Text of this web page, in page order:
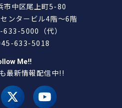
市中区尾上町5-80
ンタービル4階～6階
5000（代）
633-5018
Me!!
最新情報配信中!!
X（旧 twitter）
youtube